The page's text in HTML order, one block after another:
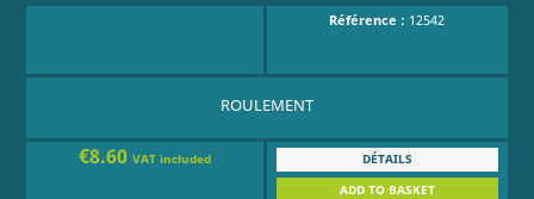
Référence : 12542
ROULEMENT
€8.60VAT included
DÉTAILS
ADD TO BASKET